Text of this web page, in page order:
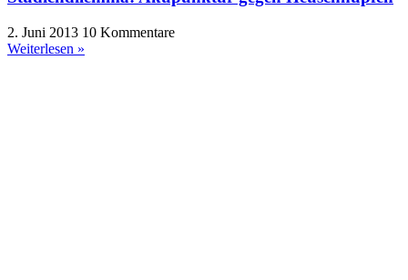
2. Juni 2013 10 Kommentare
Weiterlesen »